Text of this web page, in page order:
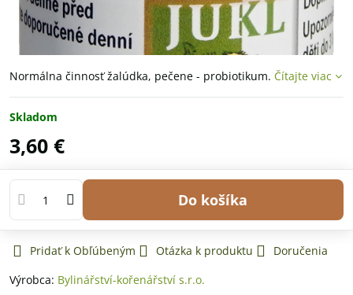
Normálna činnosť žalúdka, pečene - probiotikum. Čítajte viac
Skladom
3,60 €
Do košíka
Pridať k Obľúbeným Otázka k produktu
Doručenia
Výrobca: Bylinářství-kořenářství s.r.o.